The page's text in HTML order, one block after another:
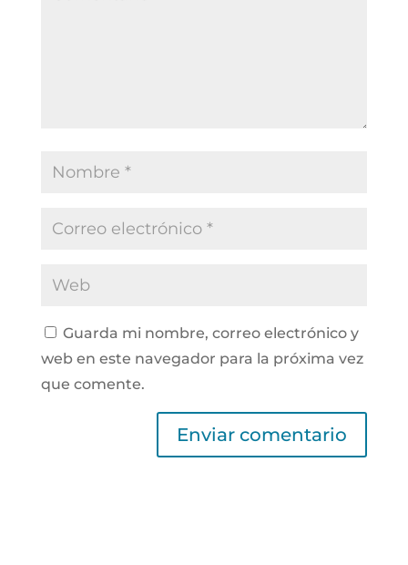
Guarda mi nombre, correo electrónico y
web en este navegador para la próxima vez
que comente.